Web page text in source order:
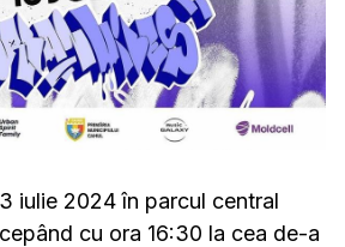
iulie 2024 în parcul central
cu ora 16:30 la cea de-a